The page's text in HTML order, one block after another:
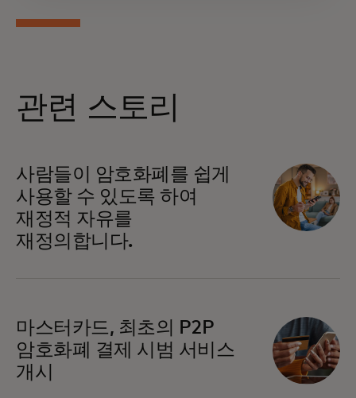
관련 스토리
사람들이 암호화폐를 쉽게
사용할 수 있도록 하여
재정적 자유를
재정의합니다.
마스터카드, 최초의 P2P
암호화폐 결제 시범 서비스
개시